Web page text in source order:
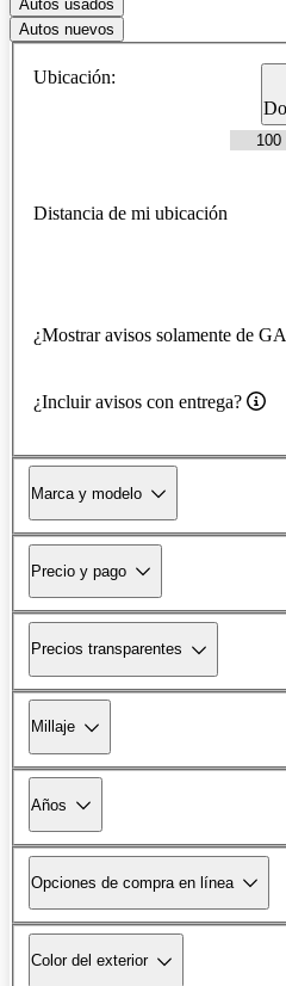
Autos usados
Autos nuevos
Ubicación:
Distancia de mi ubicación
¿Mostrar avisos solamente de
¿Incluir avisos con entrega?
Marca y modelo
Precio y pago
Precios transparentes
Millaje
Años
Opciones de compra en línea
Color del exterior